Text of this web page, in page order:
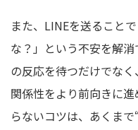
また、LINEを送ること
な？」という不安を解
の反応を待つだけでなく
関係性をより前向きに
らないコツは、あくま